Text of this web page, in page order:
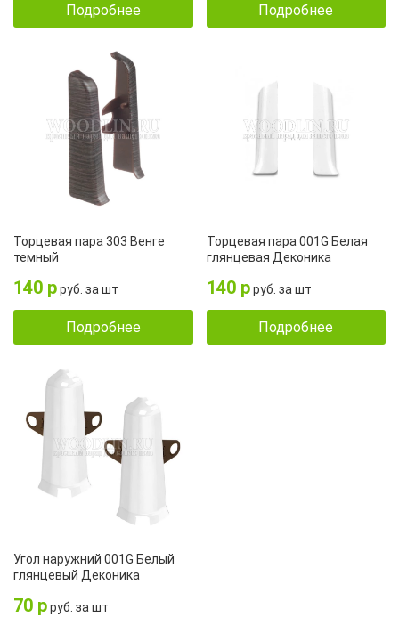
Подробнее Подробнее
Торцевая пара 303 Венге
темный
140 рруб. за шт
Подробнее
Торцевая пара 001G Белая
глянцевая Деконика
140 рруб. за шт
Подробнее
Угол наружний 001G Белый
глянцевый Деконика
70 рруб. за шт